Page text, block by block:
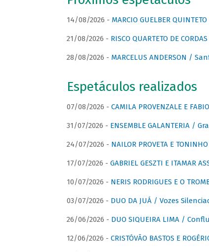
14/08/2026 - MARCIO GUELBER
21/08/2026 - RISCO QUARTETO DE
28/08/2026 - MARCELUS ANDERSON /
Espetáculos realizados
07/08/2026 - CAMILA PROVENZALE E
31/07/2026 - ENSEMBLE GALANTERIA /
24/07/2026 - NAILOR PROVETA E
17/07/2026 - GABRIEL GESZTI E ITAMAR
10/07/2026 - NERIS RODRIGUES E O
03/07/2026 - DUO DA JUÁ / Vozes
26/06/2026 - DUO SIQUEIRA LIMA /
12/06/2026 - CRISTÓVÃO BASTOS E